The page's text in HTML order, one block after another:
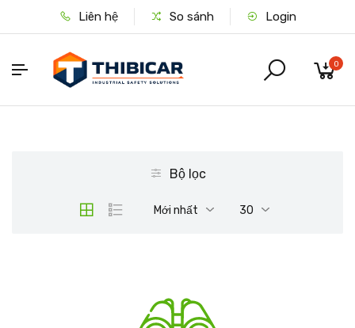
Liên hệ So sánh Login
0
Bộ lọc
Mới nhất 30